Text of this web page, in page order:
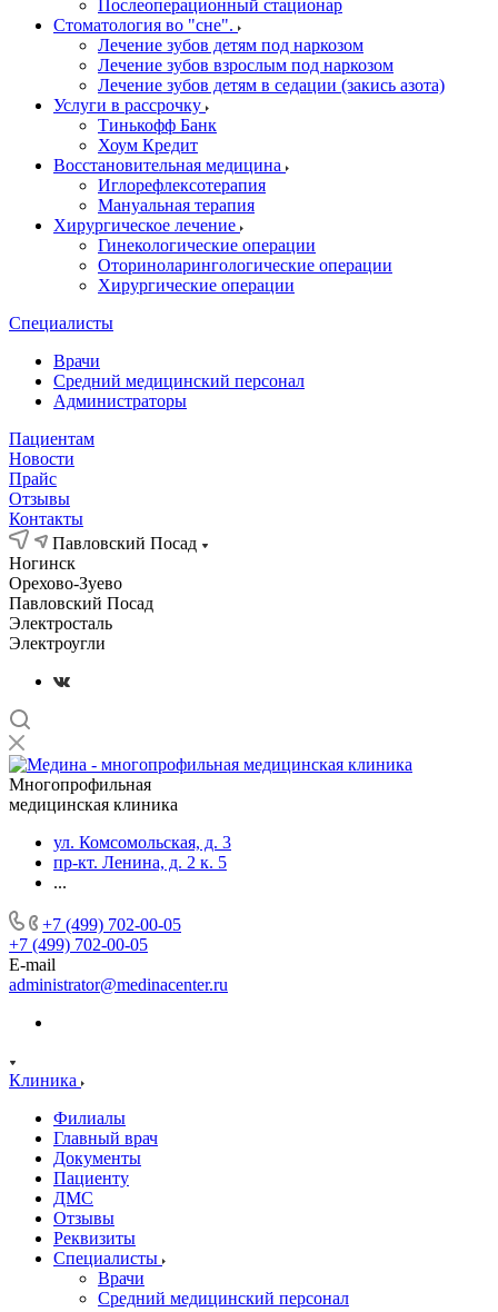
Послеоперационный стационар
Стоматология во "сне".
Лечение зубов детям под наркозом
Лечение зубов взрослым под наркозом
Лечение зубов детям в седации (закись азота)
Услуги в рассрочку
Тинькофф Банк
Хоум Кредит
Восстановительная медицина
Иглорефлексотерапия
Мануальная терапия
Хирургическое лечение
Гинекологические операции
Оториноларингологические операции
Хирургические операции
Специалисты
Врачи
Средний медицинский персонал
Администраторы
Пациентам
Новости
Прайс
Отзывы
Контакты
Павловский Посад
Ногинск
Орехово-Зуево
Павловский Посад
Электросталь
Электроугли
Многопрофильная
медицинская клиника
ул. Комсомольская, д. 3
пр-кт. Ленина, д. 2 к. 5
...
+7 (499) 702-00-05
+7 (499) 702-00-05
E-mail
administrator@medinacenter.ru
Клиника
Филиалы
Главный врач
Документы
Пациенту
ДМС
Отзывы
Реквизиты
Специалисты
Врачи
Средний медицинский персонал